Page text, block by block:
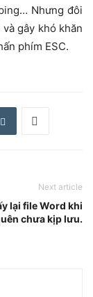
Nhưng đôi
gây khó khăn
phím ESC.
Next article
lại file Word khi
chưa kịp lưu.